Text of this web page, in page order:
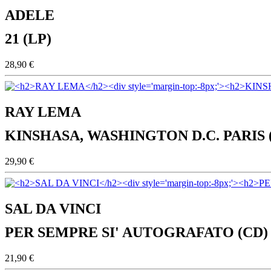
ADELE
21 (LP)
28,90 €
RAY LEMA
KINSHASA, WASHINGTON D.C. PARIS
29,90 €
SAL DA VINCI
PER SEMPRE SI' AUTOGRAFATO (CD)
21,90 €